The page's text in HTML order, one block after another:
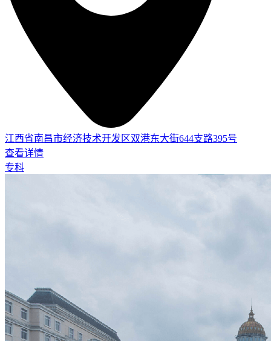
江西省南昌市经济技术开发区双港东大街644支路395号
查看详情
专科